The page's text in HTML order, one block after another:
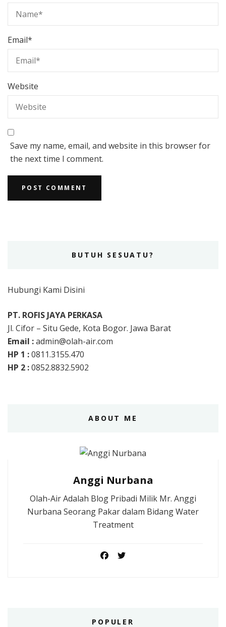
Email*
Website
Save my name, email, and website in this browser for
the next time I comment.
BUTUH SESUATU?
Hubungi Kami Disini
PT. ROFIS JAYA PERKASA
Jl. Cifor – Situ Gede, Kota Bogor. Jawa Barat
Email :admin@olah-air.com
HP 1 :0811.3155.470
HP 2 :0852.8832.5902
ABOUT ME
Anggi Nurbana
Olah-Air Adalah Blog Pribadi Milik Mr. Anggi
Nurbana Seorang Pakar dalam Bidang Water
Treatment
POPULER